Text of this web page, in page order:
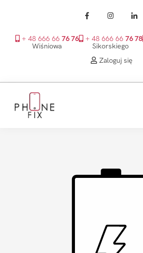
+ 48 666 66 76 76
Wiśniowa
+ 48 666 66 76 78
Sikorskiego
Zaloguj się
głównego